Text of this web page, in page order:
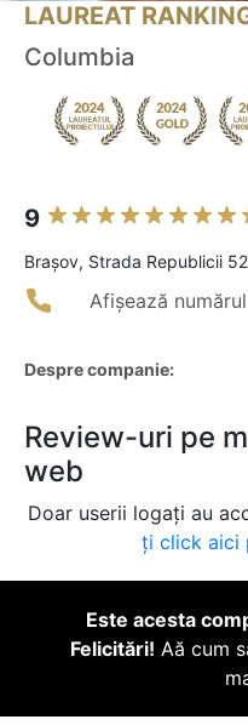
LAUREAT
Columbia
9
Braşov, Strada Republicii 52
Afișează
Despre companie:
Review-uri pe
web
Doar userii logați au
ți click aici
Este acesta
Felicitări! Aă cum